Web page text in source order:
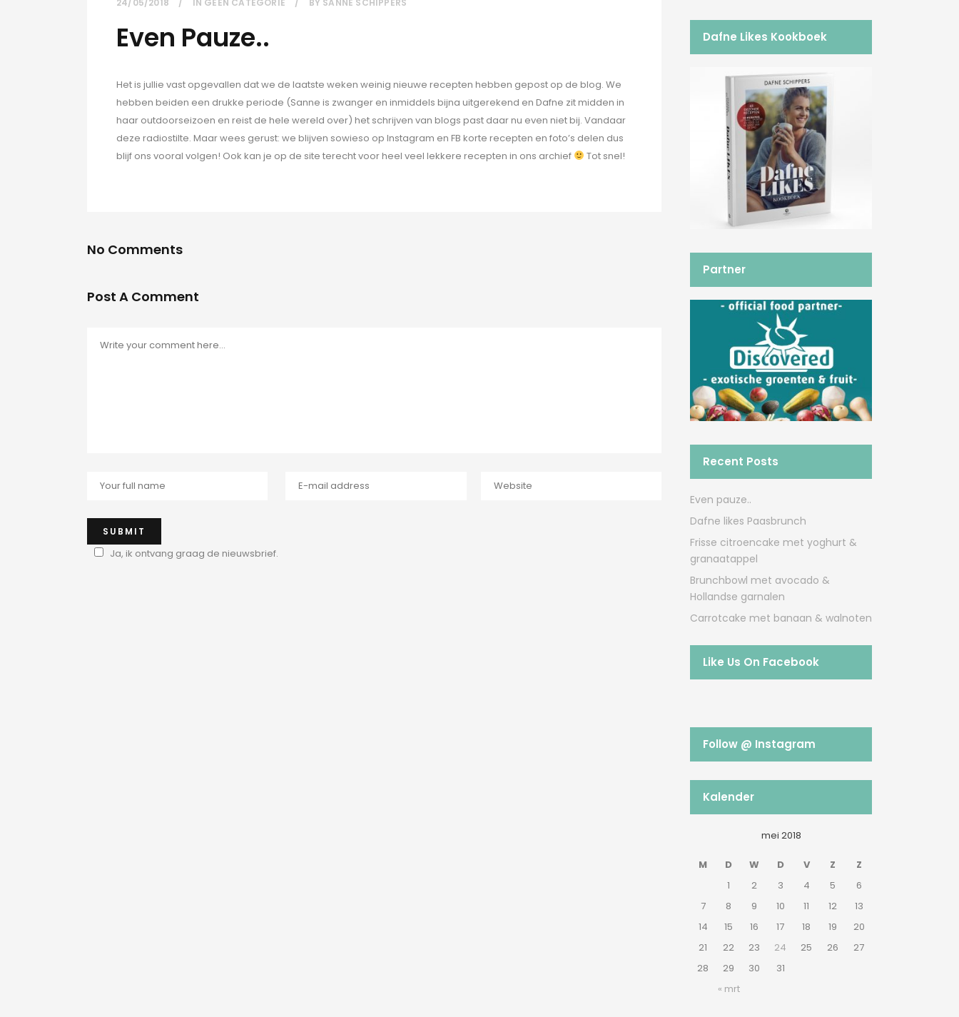
24/05/2018 IN GEEN CATEGORIE BY SANNE SCHIPPERS
Even Pauze..
Het is jullie vast opgevallen dat we de laatste weken weinig nieuwe recepten hebben gepost op de blog. We
hebben beiden een drukke periode (Sanne is zwanger en inmiddels bijna uitgerekend en Dafne zit midden in
haar outdoorseizoen en reist de hele wereld over) het schrijven van blogs past daar nu even niet bij. Vandaar
deze radiostilte. Maar wees gerust: we blijven sowieso op Instagram en FB korte recepten en foto’s delen dus
blijf ons vooral volgen! Ook kan je op de site terecht voor heel veel lekkere recepten in ons archief
Tot snel!
No Comments
Post A Comment
Ja, ik ontvang graag de nieuwsbrief.
Dafne Likes Kookboek
Partner
Recent Posts
Even pauze..
Dafne likes Paasbrunch
Frisse citroencake met yoghurt &
granaatappel
Brunchbowl met avocado &
Hollandse garnalen
Carrotcake met banaan & walnoten
Like Us On Facebook
Follow @ Instagram
Kalender
mei 2018
M D W D V Z Z
« mrt
1 2 3 4 5
6
7
8 9 10 11 12
13
14
15 16 17 18 19
20
21
22 23 24 25 26
27
28
29 30 31